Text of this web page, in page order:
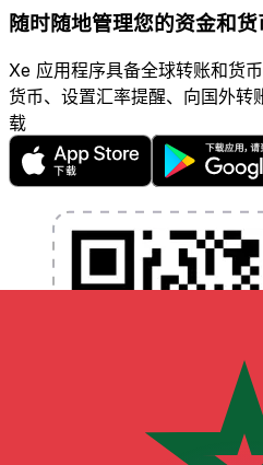
随时随地管理您的资金和货
Xe 应用程序具备全球转账和货
货币、设置汇率提醒、向国外转
载